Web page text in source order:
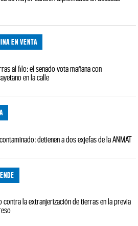
EN VENTA
al filo: el senado vota mañana con
en la calle
detienen a dos exjefas de la ANMAT
contra la extranjerización de tierras en la previa